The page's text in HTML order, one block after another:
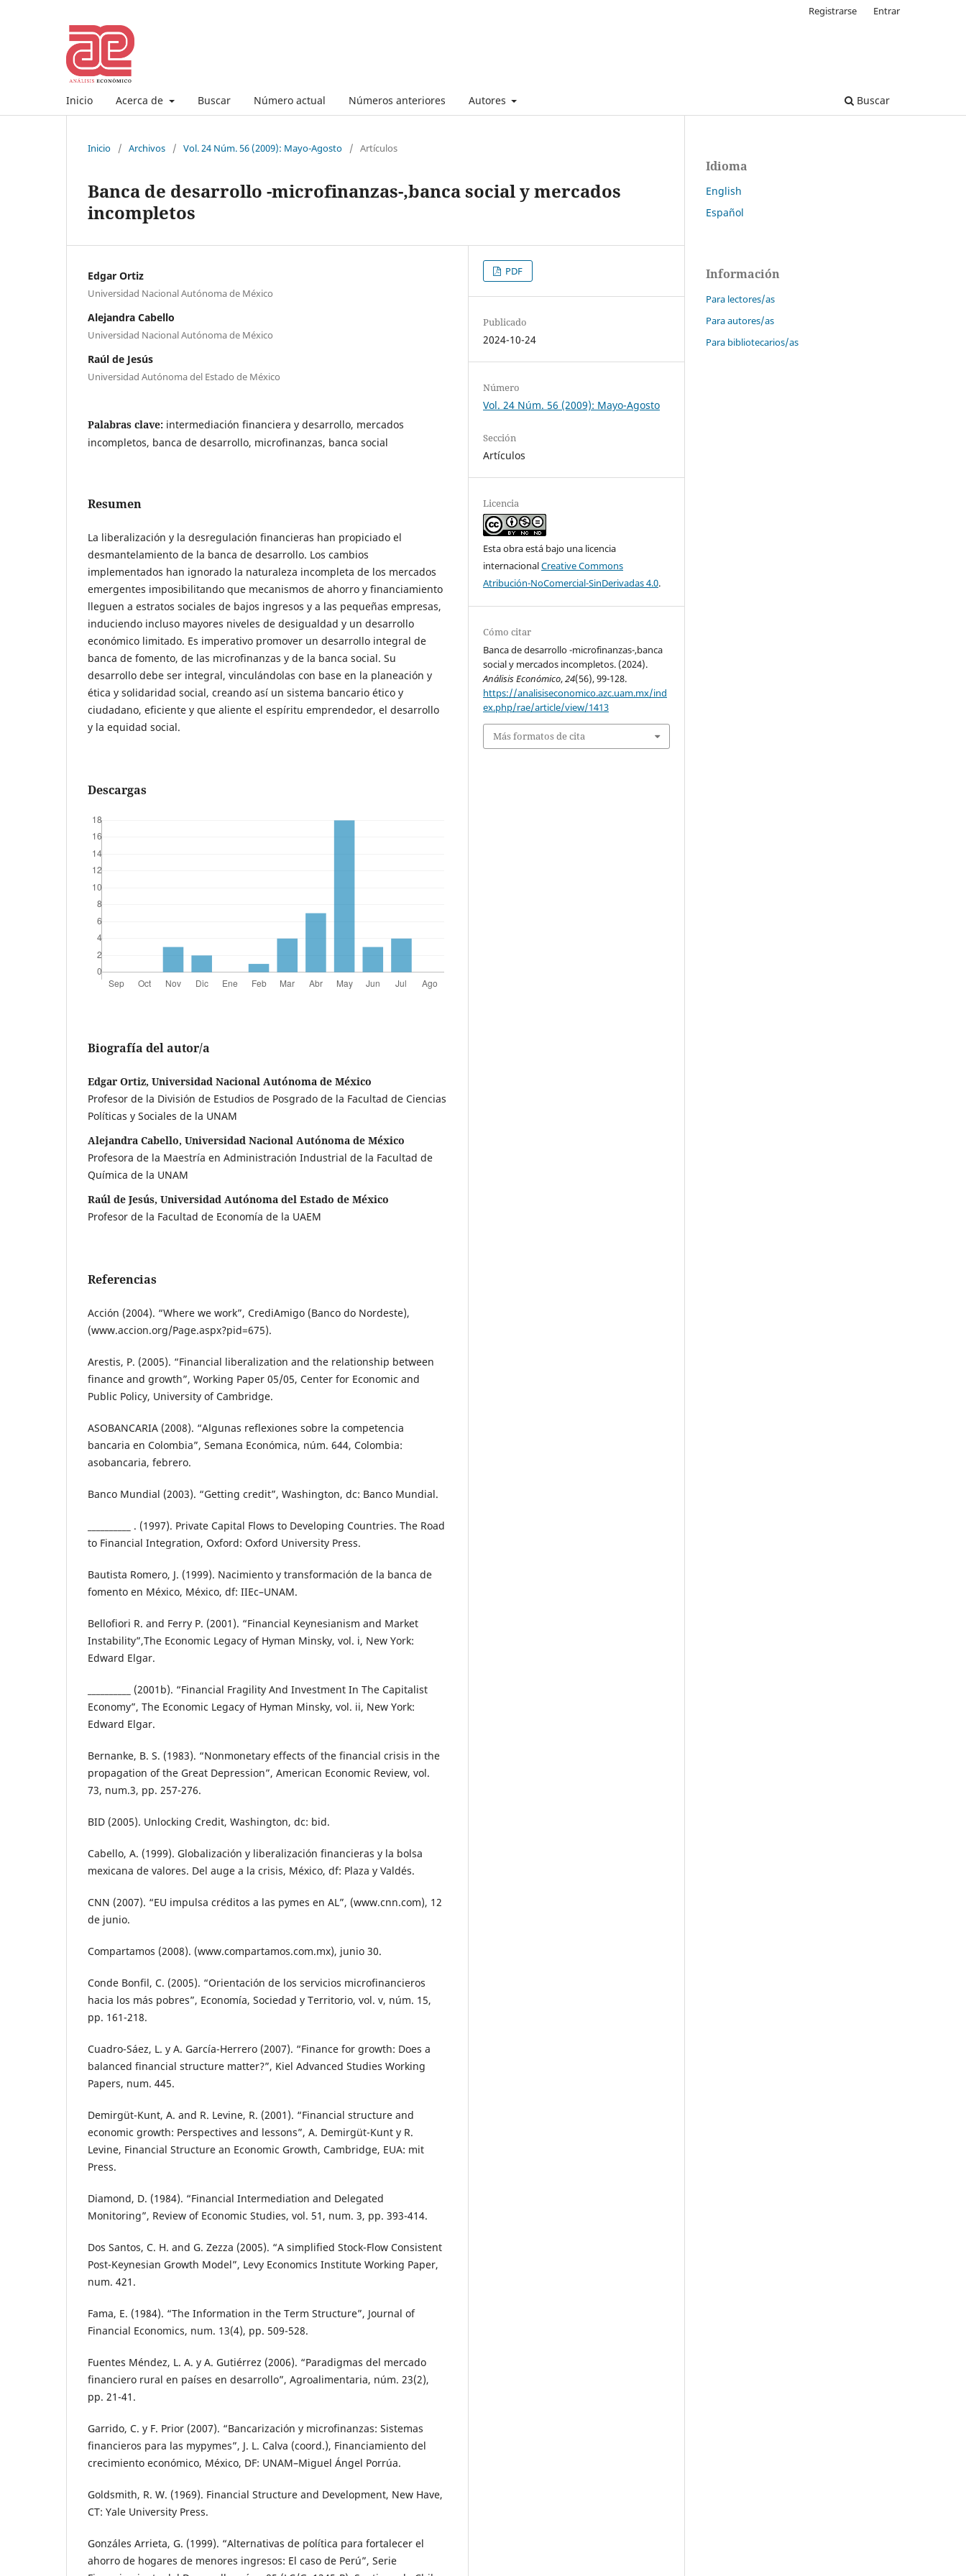
Inicio Acerca de Buscar Número actual Números anteriores Autores Buscar
Registrarse Entrar
Inicio / Archivos / Vol. 24 Núm. 56 (2009): Mayo-Agosto / Artículos
Banca de desarrollo -microfinanzas-,banca social y mercados
incompletos
Edgar Ortiz
Universidad Nacional Autónoma de México
Alejandra Cabello
Universidad Nacional Autónoma de México
Raúl de Jesús
Universidad Autónoma del Estado de México
Palabras clave: intermediación financiera y desarrollo, mercados
incompletos, banca de desarrollo, microfinanzas, banca social
Resumen
La liberalización y la desregulación financieras han propiciado el
desmantelamiento de la banca de desarrollo. Los cambios
implementados han ignorado la naturaleza incompleta de los mercados
emergentes imposibilitando que mecanismos de ahorro y financiamiento
lleguen a estratos sociales de bajos ingresos y a las pequeñas empresas,
induciendo incluso mayores niveles de desigualdad y un desarrollo
económico limitado. Es imperativo promover un desarrollo integral de
banca de fomento, de las microfinanzas y de la banca social. Su
desarrollo debe ser integral, vinculándolas con base en la planeación y
ética y solidaridad social, creando así un sistema bancario ético y
ciudadano, eficiente y que aliente el espíritu emprendedor, el desarrollo
y la equidad social.
Descargas
Biografía del autor/a
Edgar Ortiz, Universidad Nacional Autónoma de México
Profesor de la División de Estudios de Posgrado de la Facultad de Ciencias
Políticas y Sociales de la UNAM
Alejandra Cabello, Universidad Nacional Autónoma de México
Profesora de la Maestría en Administración Industrial de la Facultad de
Química de la UNAM
Raúl de Jesús, Universidad Autónoma del Estado de México
Profesor de la Facultad de Economía de la UAEM
Referencias
Acción (2004). “Where we work”, CrediAmigo (Banco do Nordeste),
(www.accion.org/Page.aspx?pid=675).
Arestis, P. (2005). “Financial liberalization and the relationship between
finance and growth”, Working Paper 05/05, Center for Economic and
Public Policy, University of Cambridge.
ASOBANCARIA (2008). “Algunas reflexiones sobre la competencia
bancaria en Colombia”, Semana Económica, núm. 644, Colombia:
asobancaria, febrero.
Banco Mundial (2003). “Getting credit”, Washington, dc: Banco Mundial.
__________ . (1997). Private Capital Flows to Developing Countries. The Road
to Financial Integration, Oxford: Oxford University Press.
Bautista Romero, J. (1999). Nacimiento y transformación de la banca de
fomento en México, México, df: IIEc–UNAM.
Bellofiori R. and Ferry P. (2001). “Financial Keynesianism and Market
Instability”,The Economic Legacy of Hyman Minsky, vol. i, New York:
Edward Elgar.
__________ (2001b). “Financial Fragility And Investment In The Capitalist
Economy”, The Economic Legacy of Hyman Minsky, vol. ii, New York:
Edward Elgar.
Bernanke, B. S. (1983). “Nonmonetary effects of the financial crisis in the
propagation of the Great Depression”, American Economic Review, vol.
73, num.3, pp. 257-276.
BID (2005). Unlocking Credit, Washington, dc: bid.
Cabello, A. (1999). Globalización y liberalización financieras y la bolsa
mexicana de valores. Del auge a la crisis, México, df: Plaza y Valdés.
CNN (2007). “EU impulsa créditos a las pymes en AL”, (www.cnn.com), 12
de junio.
Compartamos (2008). (www.compartamos.com.mx), junio 30.
Conde Bonfil, C. (2005). “Orientación de los servicios microfinancieros
hacia los más pobres”, Economía, Sociedad y Territorio, vol. v, núm. 15,
pp. 161-218.
Cuadro-Sáez, L. y A. García-Herrero (2007). “Finance for growth: Does a
balanced financial structure matter?”, Kiel Advanced Studies Working
Papers, num. 445.
Demirgüt-Kunt, A. and R. Levine, R. (2001). “Financial structure and
economic growth: Perspectives and lessons”, A. Demirgüt-Kunt y R.
Levine, Financial Structure an Economic Growth, Cambridge, EUA: mit
Press.
Diamond, D. (1984). “Financial Intermediation and Delegated
Monitoring”, Review of Economic Studies, vol. 51, num. 3, pp. 393-414.
Dos Santos, C. H. and G. Zezza (2005). “A simplified Stock-Flow Consistent
Post-Keynesian Growth Model”, Levy Economics Institute Working Paper,
num. 421.
Fama, E. (1984). “The Information in the Term Structure”, Journal of
Financial Economics, num. 13(4), pp. 509-528.
Fuentes Méndez, L. A. y A. Gutiérrez (2006). “Paradigmas del mercado
financiero rural en países en desarrollo”, Agroalimentaria, núm. 23(2),
pp. 21-41.
Garrido, C. y F. Prior (2007). “Bancarización y microfinanzas: Sistemas
financieros para las mypymes”, J. L. Calva (coord.), Financiamiento del
crecimiento económico, México, DF: UNAM–Miguel Ángel Porrúa.
Goldsmith, R. W. (1969). Financial Structure and Development, New Have,
CT: Yale University Press.
Gonzáles Arrieta, G. (1999). “Alternativas de política para fortalecer el
ahorro de hogares de menores ingresos: El caso de Perú”, Serie
PDF
Publicado
2024-10-24
Número
Vol. 24 Núm. 56 (2009): Mayo-Agosto
Sección
Artículos
Licencia
Esta obra está bajo una licencia
internacionalCreative Commons
Atribución-NoComercial-SinDerivadas 4.0.
Cómo citar
Banca de desarrollo -microfinanzas-,banca
social y mercados incompletos. (2024).
Análisis Económico,24(56), 99-128.
https://analisiseconomico.azc.uam.mx/ind
ex.php/rae/article/view/1413
Más formatos de cita
Idioma
English
Español
Información
Para lectores/as
Para autores/as
Para bibliotecarios/as